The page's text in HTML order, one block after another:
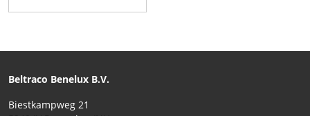
Beltraco Benelux B.V.
Biestkampweg 21